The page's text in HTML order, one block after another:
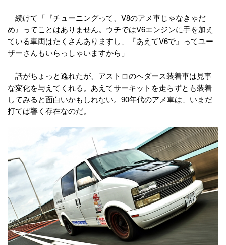
続けて「『チューニングって、V8のアメ車じゃなきゃだ
め』ってことはありません。ウチではV6エンジンに手を加え
ている車両はたくさんありますし、『あえてV6で』ってユー
ザーさんもいらっしゃいますから」
話がちょっと逸れたが、アストロのへダース装着車は見事
な変化を与えてくれる。あえてサーキットを走らずとも装着
してみると面白いかもしれない。90年代のアメ車は、いまだ
打てば響く存在なのだ。